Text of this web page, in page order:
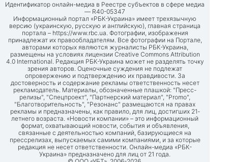
Идентификатор онлайн-медиа в Реестре субъектов в сфере медиа
— R40-05347
Информационный портал «РБК-Украина» имеет трехязычную
версию (украинскую, русскую и английскую), главная страница
портала – https://www.rbc.ua. Фотографии, изображения
принадлежат их правообладателям. Все фотографии на Портале,
авторами которых являются журналисты РБК-Украина,
размещены на условиях лицензии Creative Commons Attribution
4.0 International. Редакция РБК-Украина может не разделять точку
зрения авторов. Оценочные суждения не подлежат
опровержению и подтверждению их правдивости. За
достоверность и содержание рекламы ответственность несет
рекламодатель. Материалы, обозначенные плашкой: "Пресс-
релизы", "Спецпроект", "Партнерский материал", "Promo",
"Благотворительность", "Резонанс" размещаются на правах
рекламы и предназначены, как правило, для лиц, достигших 21-
летнего возраста. «Новости компании» – это информационный
формат, охватывающий новости, события и объявления,
связанные с деятельностью компаний, базирующиеся на
прессрелизах, выпускаемых самими компаниями, и за которые
редакция не несет ответственности. Онлайн-медиа «РБК-
Украина» предназначено для лиц от 21 года.